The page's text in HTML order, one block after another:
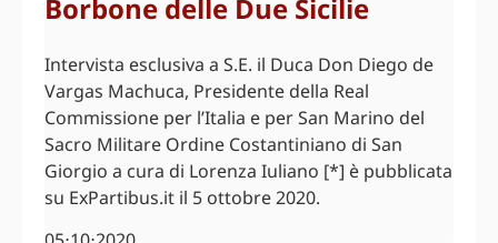
Borbone delle Due Sicilie
Intervista esclusiva a S.E. il Duca Don Diego de
Vargas Machuca, Presidente della Real
Commissione per l’Italia e per San Marino del
Sacro Militare Ordine Costantiniano di San
Giorgio a cura di Lorenza Iuliano [*] è pubblicata
su ExPartibus.it il 5 ottobre 2020.